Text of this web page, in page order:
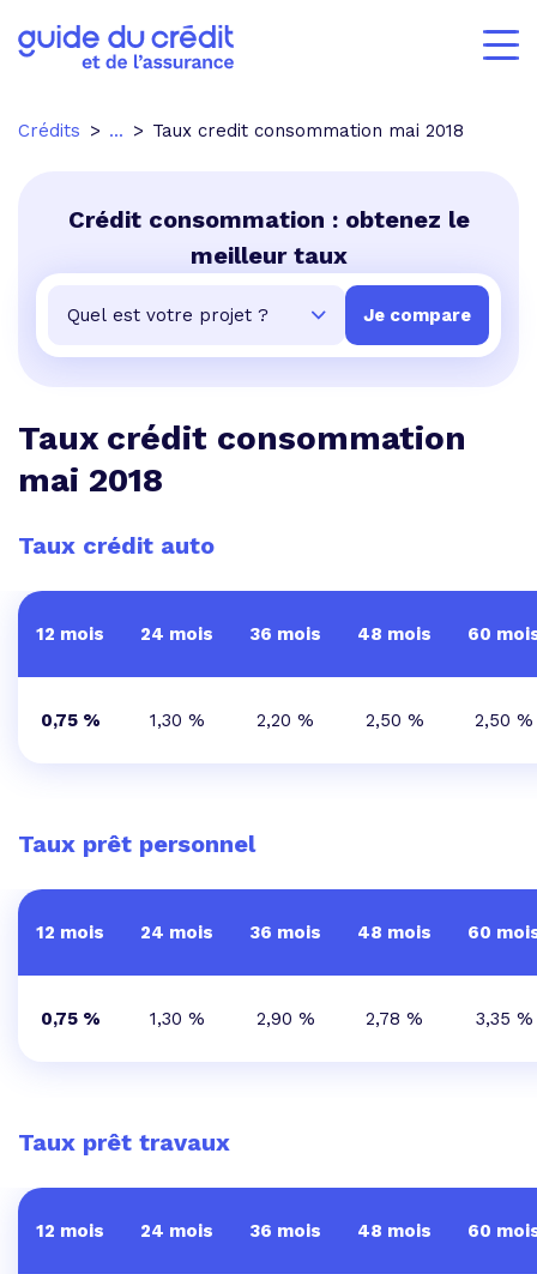
Crédits ... Taux credit consommation mai 2018
Crédit consommation : obtenez le
meilleur taux
Taux crédit consommation
mai 2018
Taux crédit auto
12 mois 24 mois 36 mois 48 mois 60
0,75 % 1,30 % 2,20 % 2,50 % 2,50 %
Taux prêt personnel
12 mois 24 mois 36 mois 48 mois 60
0,75 % 1,30 % 2,90 % 2,78 % 3,35 %
Taux prêt travaux
12 mois 24 mois 36 mois 48 mois 60